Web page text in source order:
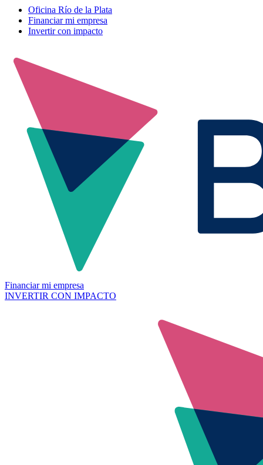
Oficina Río de la Plata
Financiar mi empresa
Invertir con impacto
Financiar mi empresa
INVERTIR CON IMPACTO